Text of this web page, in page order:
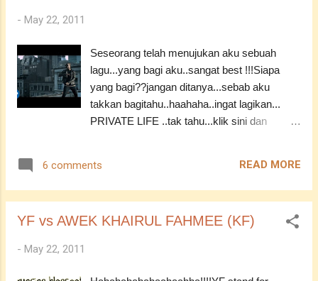
yang kita jangka
- May 22, 2011
Seseorang telah menujukan aku sebuah
lagu...yang bagi aku..sangat best !!!Siapa
yang bagi??jangan ditanya...sebab aku
takkan bagitahu..haahaha..ingat lagikan...
PRIVATE LIFE ..tak tahu...klik sini dan
anggap itu hadiah yang teristimewa buat
aku...sekadar dengan ucapan SELAMAT
bersedih...tapi aku cuba untuk
6 comments READ MORE
YF vs AWEK KHAIRUL FAHMEE (KF)
- May 22, 2011